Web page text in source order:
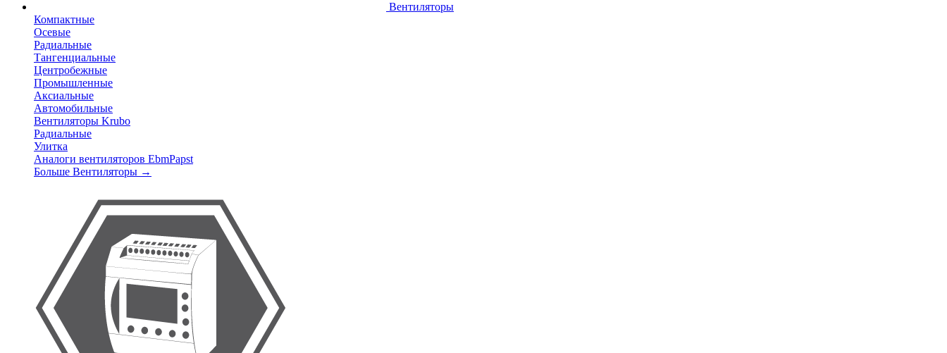
Вентиляторы
Компактные
Осевые
Радиальные
Тангенциальные
Центробежные
Промышленные
Аксиальные
Автомобильные
Вентиляторы Krubo
Радиальные
Улитка
Аналоги вентиляторов EbmPapst
Больше Вентиляторы →